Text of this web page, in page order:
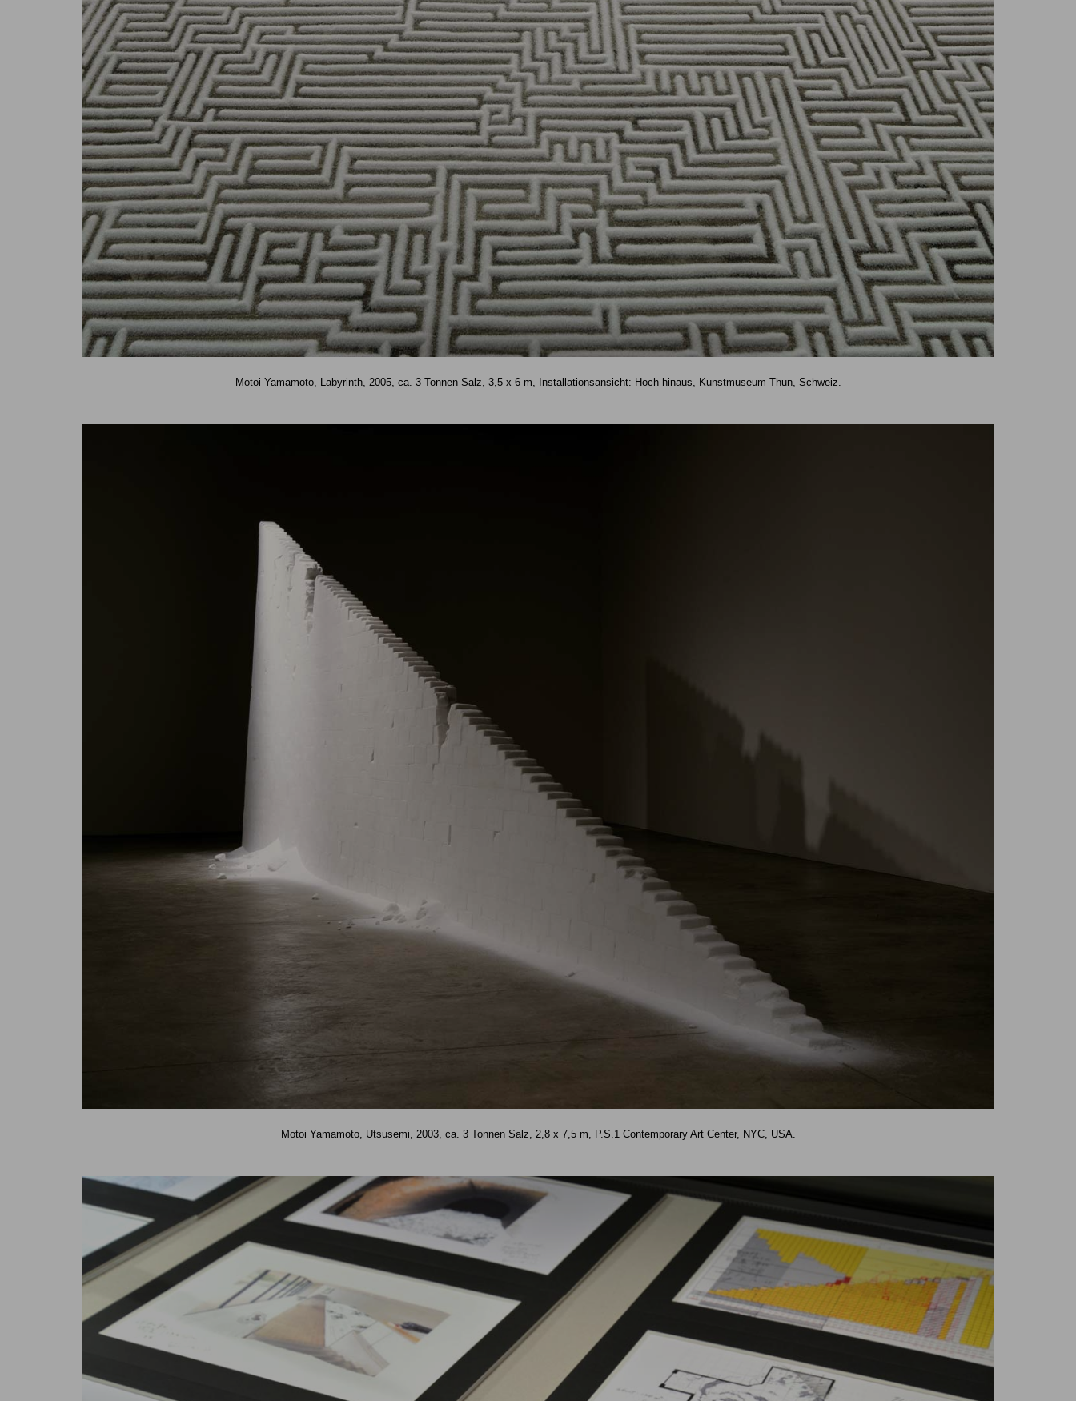
Motoi Yamamoto, Labyrinth, 2005, ca. 3 Tonnen Salz, 3,5 x 6 m, Installationsansicht: Hoch hinaus, Kunstmuseum Thun, Schweiz.
Motoi Yamamoto, Utsusemi, 2003, ca. 3 Tonnen Salz, 2,8 x 7,5 m, P.S.1 Contemporary Art Center, NYC, USA.